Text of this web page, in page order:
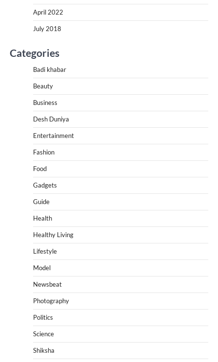
April 2022
July 2018
Categories
Badi khabar
Beauty
Business
Desh Duniya
Entertainment
Fashion
Food
Gadgets
Guide
Health
Healthy Living
Lifestyle
Model
Newsbeat
Photography
Politics
Science
Shiksha